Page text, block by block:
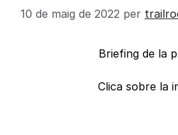
10 de maig de 2022 per
Briefing de la
Clica sobre la